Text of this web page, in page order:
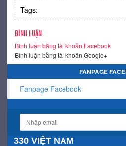
Tags:
BÌNH LUẬN
Bình luận bằng tài khoản Facebook
Bình luận bằng tài khoản Google+
FANPAGE
Fanpage Facebook
330 VIỆT NAM